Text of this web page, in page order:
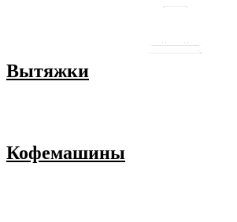
Вытяжки
Кофемашины